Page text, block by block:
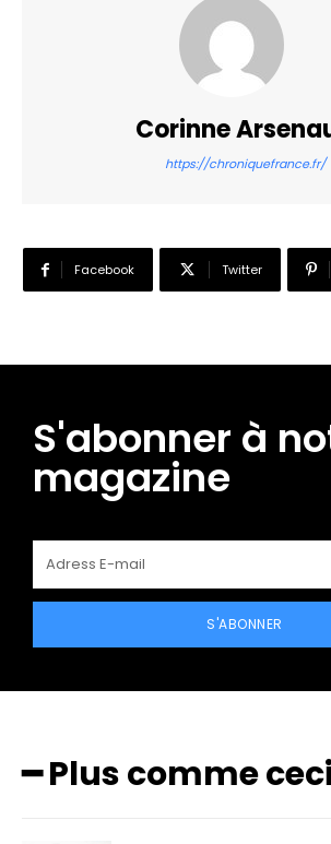
Corinne
https://chroniquefrance.fr/
Facebook Twitter
S'abonner à
magazine
S'ABONNER
━ Plus comme ceci